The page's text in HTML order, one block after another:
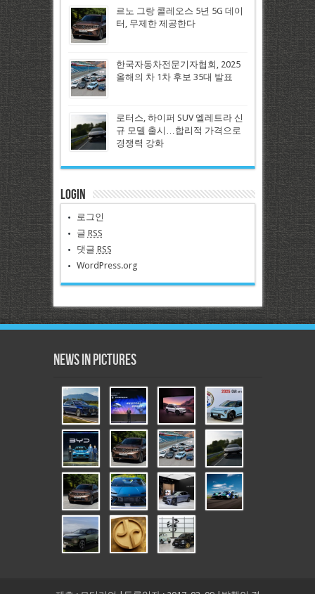
르노 그랑 콜레오스 5년 5G 데이
터, 무제한 제공한다
한국자동차전문기자협회, 2025
올해의 차 1차 후보 35대 발표
로터스, 하이퍼 SUV 엘레트라 신
규 모델 출시…합리적 가격으로
경쟁력 강화
Login
로그인
글 RSS
댓글 RSS
WordPress.org
News in Pictures